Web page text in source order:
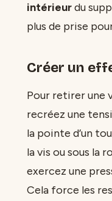
intérieurdu
plus de prise
Créer un
Pour retirer une
recréez une
la pointe d’un
la vis ou sous la
exercez une
Cela force les